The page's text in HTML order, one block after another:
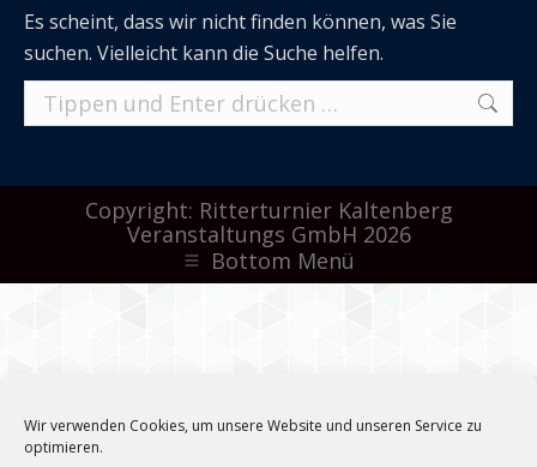
Wir verwenden Cookies, um unsere Website und unseren Service zu
optimieren.
Es scheint, dass wir nicht finden können, was Sie
suchen. Vielleicht kann die Suche helfen.
Search:
Copyright: Ritterturnier Kaltenberg
Veranstaltungs GmbH 2026
Bottom Menü